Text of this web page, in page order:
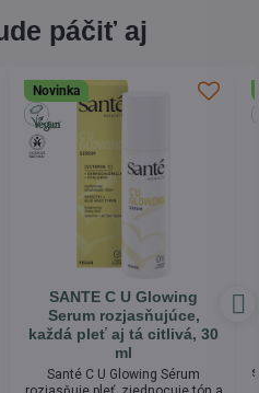
páčiť aj
Novinka
SANTE C U Glowing
Serum rozjasňujúce,
každá pleť aj tá citlivá, 30
ml
Santé C U Glowing Sérum